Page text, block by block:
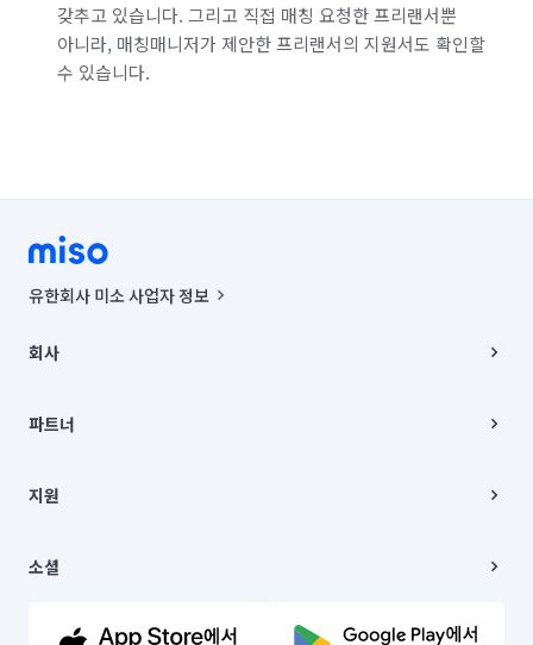
갖추고 있습니다. 그리고 직접 매칭 요청한 프리랜서뿐
아니라, 매칭매니저가 제안한 프리랜서의 지원서도 확인할
수 있습니다.
유한회사 미소 사업자 정보
00019 |
주소 | 본사: 서울특별시 종로구 율곡로 6(중학동, 트윈트리빌딩) B동 5층
컨택센터 : 서울특별시 종로구 수송동 율곡로 24, 7층, 8층 미소
상품, 상품정보, 거래에 관한 의무와 책임은 거래당사자에게 있습니다.
언론 보도 관련 문의:
© 유한회사 미소. Miso, Inc. All Rights Reserved.
회사
채용
파트너
이사
지원
이용약관
문의하기
소셜
유튜브